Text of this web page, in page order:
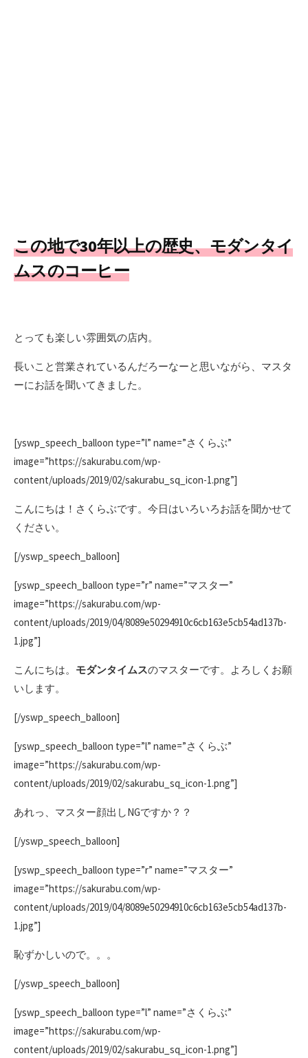
この地で30年以上の歴史、モダンタイ
ムスのコーヒー
とっても楽しい雰囲気の店内。
長いこと営業されているんだろーなーと思いながら、マスタ
ーにお話を聞いてきました。
[yswp_speech_balloon type=”l” name=”さくらぶ”
image=”https://sakurabu.com/wp-
content/uploads/2019/02/sakurabu_sq_icon-1.png”]
こんにちは！さくらぶです。今日はいろいろお話を聞かせて
ください。
[/yswp_speech_balloon]
[yswp_speech_balloon type=”r” name=”マスター”
image=”https://sakurabu.com/wp-
content/uploads/2019/04/8089e50294910c6cb163e5cb54ad137b-
1.jpg”]
こんにちは。 モダンタイムスのマスターです。よろしくお願
いします。
[/yswp_speech_balloon]
[yswp_speech_balloon type=”l” name=”さくらぶ”
image=”https://sakurabu.com/wp-
content/uploads/2019/02/sakurabu_sq_icon-1.png”]
あれっ、マスター顔出しNGですか？？
[/yswp_speech_balloon]
[yswp_speech_balloon type=”r” name=”マスター”
image=”https://sakurabu.com/wp-
content/uploads/2019/04/8089e50294910c6cb163e5cb54ad137b-
1.jpg”]
恥ずかしいので。。。
[/yswp_speech_balloon]
[yswp_speech_balloon type=”l” name=”さくらぶ”
image=”https://sakurabu.com/wp-
content/uploads/2019/02/sakurabu_sq_icon-1.png”]